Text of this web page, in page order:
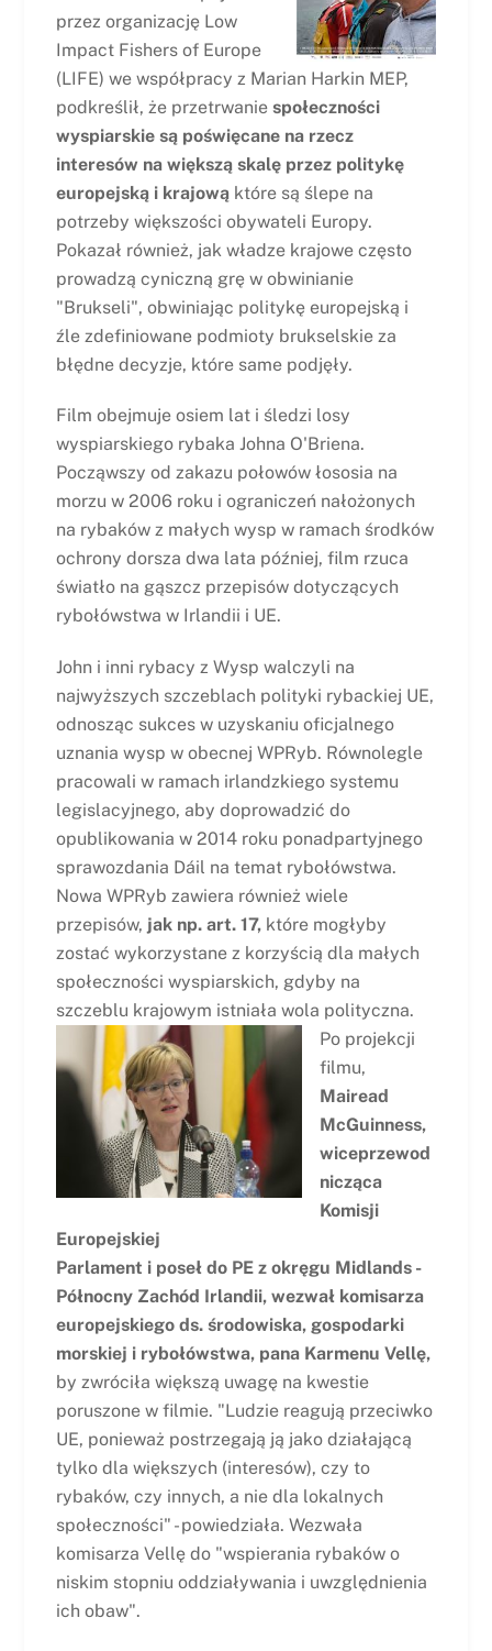
przez organizację Low
Impact Fishers of Europe
(LIFE) we współpracy z Marian Harkin MEP,
podkreślił, że przetrwanie społeczności
wyspiarskie są poświęcane na rzecz
interesów na większą skalę przez politykę
europejską i krajowąktóre są ślepe na
potrzeby większości obywateli Europy.
Pokazał również, jak władze krajowe często
prowadzą cyniczną grę w obwinianie
"Brukseli", obwiniając politykę europejską i
źle zdefiniowane podmioty brukselskie za
błędne decyzje, które same podjęły.
Film obejmuje osiem lat i śledzi losy
wyspiarskiego rybaka Johna O'Briena.
Począwszy od zakazu połowów łososia na
morzu w 2006 roku i ograniczeń nałożonych
na rybaków z małych wysp w ramach środków
ochrony dorsza dwa lata później, film rzuca
światło na gąszcz przepisów dotyczących
rybołówstwa w Irlandii i UE.
John i inni rybacy z Wysp walczyli na
najwyższych szczeblach polityki rybackiej UE,
odnosząc sukces w uzyskaniu oficjalnego
uznania wysp w obecnej WPRyb. Równolegle
pracowali w ramach irlandzkiego systemu
legislacyjnego, aby doprowadzić do
opublikowania w 2014 roku ponadpartyjnego
sprawozdania Dáil na temat rybołówstwa.
Nowa WPRyb zawiera również wiele
przepisów, jak np. art. 17,które mogłyby
zostać wykorzystane z korzyścią dla małych
społeczności wyspiarskich, gdyby na
szczeblu krajowym istniała wola polityczna.
Po projekcji
filmu,
Mairead
McGuinness,
wiceprzewod
nicząca
Komisji
Europejskiej
Parlament i poseł do PE z okręgu Midlands -
Północny Zachód Irlandii, wezwał komisarza
europejskiego ds. środowiska, gospodarki
morskiej i rybołówstwa, pana Karmenu Vellę,
by zwróciła większą uwagę na kwestie
poruszone w filmie. "Ludzie reagują przeciwko
UE, ponieważ postrzegają ją jako działającą
tylko dla większych (interesów), czy to
rybaków, czy innych, a nie dla lokalnych
społeczności" - powiedziała. Wezwała
komisarza Vellę do "wspierania rybaków o
niskim stopniu oddziaływania i uwzględnienia
ich obaw".